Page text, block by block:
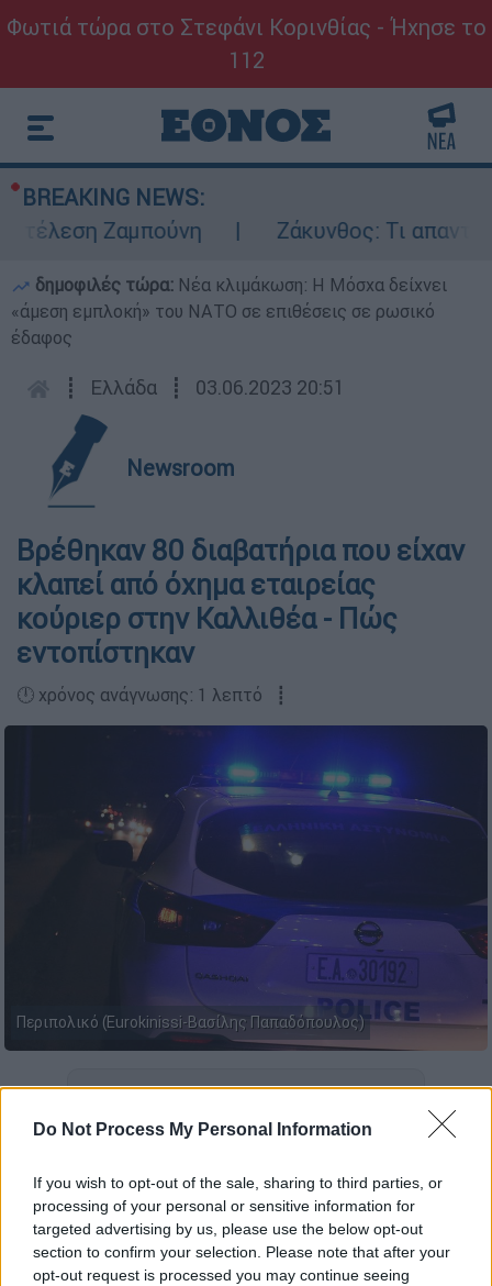
Do Not Process My Personal Information
If you wish to opt-out of the sale, sharing to third parties, or
processing of your personal or sensitive information for
targeted advertising by us, please use the below opt-out
section to confirm your selection. Please note that after your
opt-out request is processed you may continue seeing
Φωτιά τώρα στο Στεφάνι Κορινθίας - Ήχησε το
112
BREAKING NEWS:
Ζαμπούνη
Ζάκυνθος: Τι απαντά η
δημοφιλές τώρα: Νέα κλιμάκωση: Η Μόσχα δείχνει
«άμεση εμπλοκή» του ΝΑΤΟ σε επιθέσεις σε ρωσικό
έδαφος
┋ Ελλάδα ┋ 03.06.2023 20:51
Newsroom
Βρέθηκαν 80 διαβατήρια που είχαν
κλαπεί από όχημα εταιρείας
κούριερ στην Καλλιθέα - Πώς
εντοπίστηκαν
🕛 χρόνος ανάγνωσης: 1 λεπτό ┋
Περιπολικό (Eurokinissi-Βασίλης Παπαδόπουλος)
Προσθέστε το ΕΘΝΟΣ στη Google
περιοχή τουΑγίου Παντελεήμονα σχεδόν
όλα τα διαβατήριαπουείχαν κλαπεί στις
15/5/23 από όχημα εταιρείας
ταχυμεταφορών στηνΚαλλιθέα.